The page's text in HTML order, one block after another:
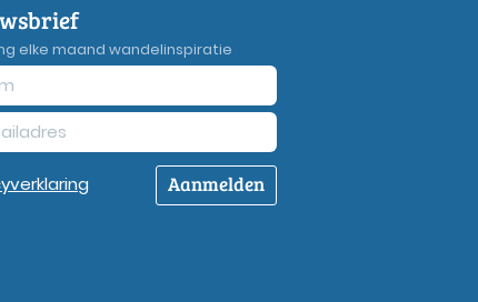
elke maand wandelinspiratie
verklaring Aanmelden